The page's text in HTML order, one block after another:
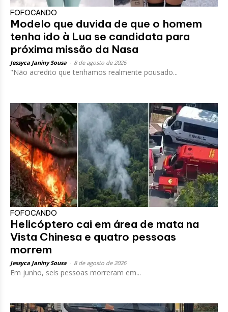
FOFOCANDO
Modelo que duvida de que o homem
tenha ido à Lua se candidata para
próxima missão da Nasa
Jessyca Janiny Sousa 8 de agosto de 2026
"Não acredito que tenhamos realmente pousado...
FOFOCANDO
Helicóptero cai em área de mata na
Vista Chinesa e quatro pessoas
morrem
Jessyca Janiny Sousa 8 de agosto de 2026
Em junho, seis pessoas morreram em...